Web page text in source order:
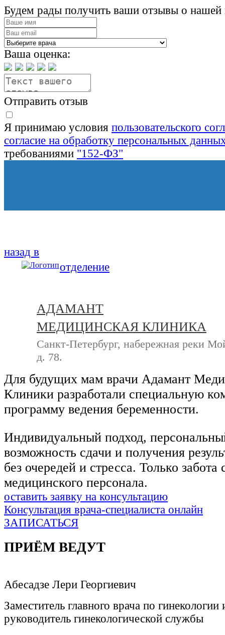
Будем рады получить ваши отзывы о нашей
Ваша оценка:
Отправить отзыв
Я принимаю условия пользовательского
согласие на обработку персональных
требованиями "152-ФЗ"
АДАМАНТ
МЕДИЦИНСКАЯ КЛИНИКА
Санкт-Петербург, набережная реки
д. 78.
назад в
отделение
Для будущих мам врачи Адамант
Клиники разработали специальную
программу ведения беременности.
Индивидуальный подход,
возможность сдачи и получения
без очередей и стресса. Только забота
медицинского персонала.
оставить заявку на консультацию
Консультация врача-специалиста онлайн
ЗАПИСАТЬСЯ
ПРИЁМ ВЕДУТ
Абесадзе Лери Георгиевич
Заместитель главного врача по
руководитель гинекологической службы